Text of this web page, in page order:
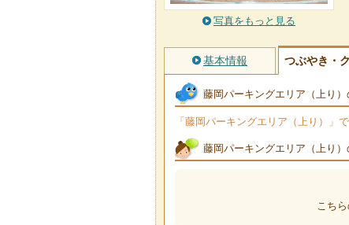
写真をもっと見る
基本情報 つぶやき・
藤岡パーキングエリア（上り）
「藤岡パーキングエリア（上り）」
藤岡パーキングエリア（上り）
こち